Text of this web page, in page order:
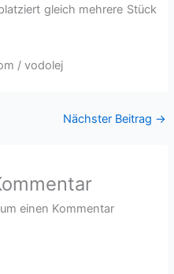
gleich mehrere Stück
/ vodolej
Nächster Beitrag →
einen Kommentar